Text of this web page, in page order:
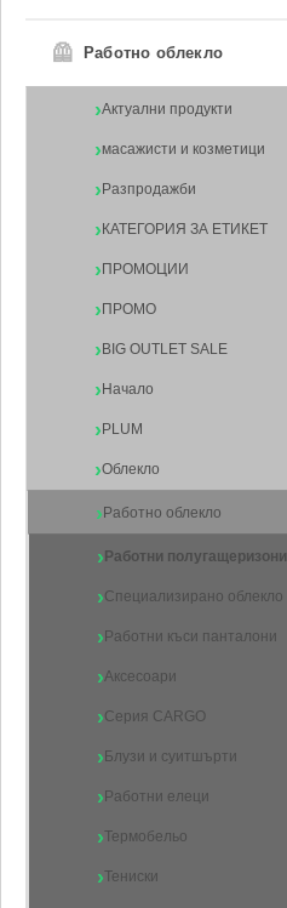
🦺 Работно облекло
Актуални продукти
масажисти и козметици
Разпродажби
КАТЕГОРИЯ ЗА ЕТИКЕТ
ПРОМОЦИИ
ПРОМО
BIG OUTLET SALE
Начало
PLUM
Облекло
Работно облекло
Работни полугащеризони
Специализирано облекло
Работни къси панталони
Аксесоари
Серия CARGO
Блузи и суитшърти
Работни елеци
Термобельо
Тениски